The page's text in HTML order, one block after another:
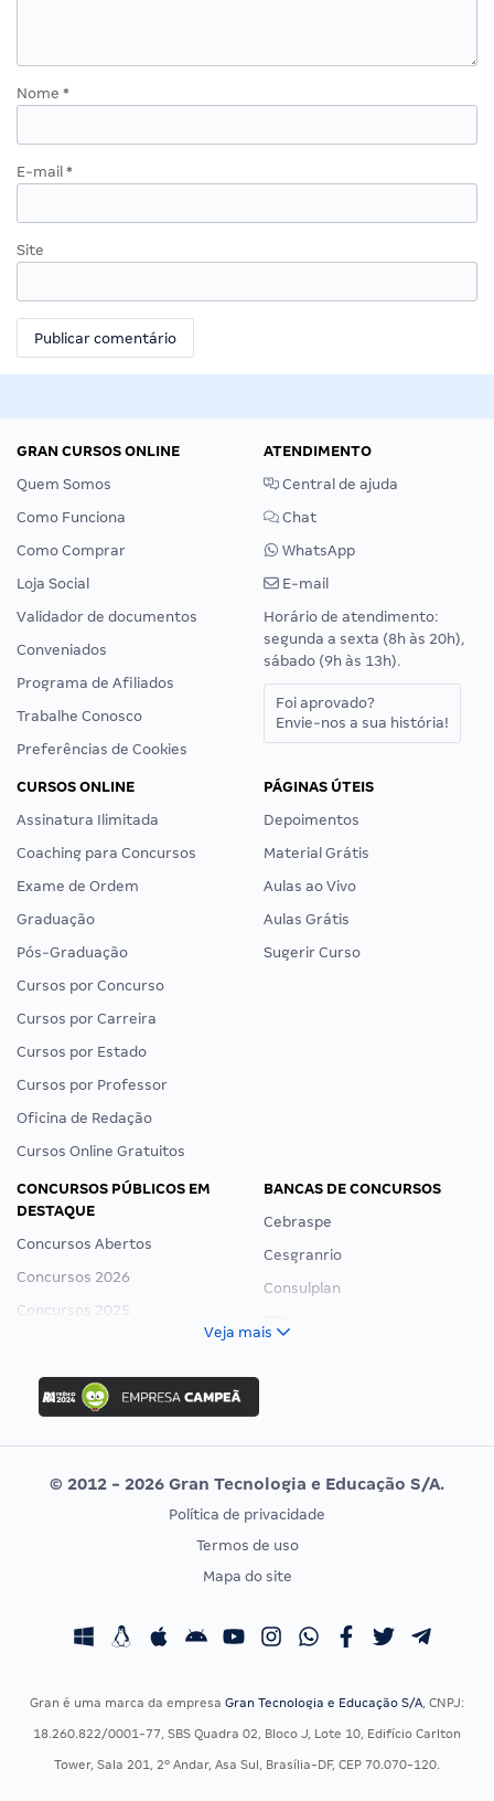
Nome *
E-mail *
Site
GRAN CURSOS ONLINE
Quem Somos
Como Funciona
Como Comprar
Loja Social
Validador de documentos
Conveniados
Programa de Afiliados
Trabalhe Conosco
Preferências de Cookies
ATENDIMENTO
Central de ajuda
Chat
WhatsApp
E-mail
Horário de atendimento:
segunda a sexta (8h às 20h),
sábado (9h às 13h).
Foi aprovado?
Envie-nos a sua história!
CURSOS ONLINE
Assinatura Ilimitada
Coaching para Concursos
Exame de Ordem
Graduação
Pós-Graduação
Cursos por Concurso
Cursos por Carreira
Cursos por Estado
Cursos por Professor
Oficina de Redação
Cursos Online Gratuitos
PÁGINAS ÚTEIS
Depoimentos
Material Grátis
Aulas ao Vivo
Aulas Grátis
Sugerir Curso
CONCURSOS PÚBLICOS EM
DESTAQUE
Concursos Abertos
Concursos 2026
Concursos 2025
Concurso Ibama
Concurso MPU
Editais publicados
BANCAS DE CONCURSOS
Cebraspe
Cesgranrio
Consulplan
Vunesp
CONCURSOS POR PROFISSÃO
Concursos Fiscais
Concursos Saúde
EXAME DE ORDEM
Calendário OAB
Veja mais
© 2012 - 2026 Gran Tecnologia e Educação S/A.
Política de privacidade
Termos de uso
Mapa do site
Gran é uma marca da empresa Gran Tecnologia e Educação S/A, CNPJ:
18.260.822/0001-77, SBS Quadra 02, Bloco J, Lote 10, Edifício Carlton
Tower, Sala 201, 2º Andar, Asa Sul, Brasília-DF, CEP 70.070-120.